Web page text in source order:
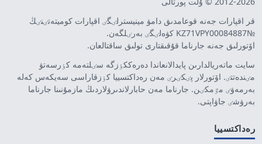
قر اقپارات جەنە قوعامدىق دامۋ مينيسترلٸگٸ اقپارات كوميتەتٸنٸڭ
№KZ71VPY00084887 كۋەلٸگٸ بەرٸلگەن.
اۆتورلىق جەنە جارناما قۇقىقتارى تولىق ساقتالعان.
سايت ماتەريالدارىن پايدالانعاندا دەرەككٶزگە سٸلتەمە كٶرسەتۋ
مٸندەتتٸ. اۆتورلار پٸكٸرٸ مەن رەداكتسييا كٶزقاراسى سەيكەس كەلە
بەرمەۋٸ مٷمكٸن. جارناما مەن حابارلاندىرۋلاردىڭ مازمۇنىنا جارناما
بەرۋشٸ جاۋاپتى.
رەداكتسييا